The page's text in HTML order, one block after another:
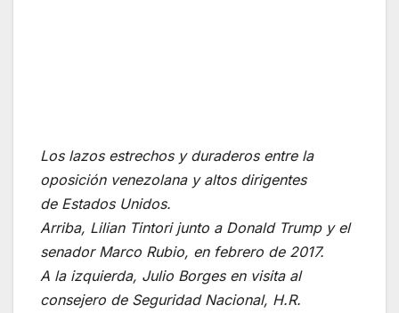
Los lazos estrechos y duraderos entre la
oposición venezolana y altos dirigentes
de Estados Unidos.
Arriba, Lilian Tintori junto a Donald Trump y el
senador Marco Rubio, en febrero de 2017.
A la izquierda, Julio Borges en visita al
consejero de Seguridad Nacional, H.R.